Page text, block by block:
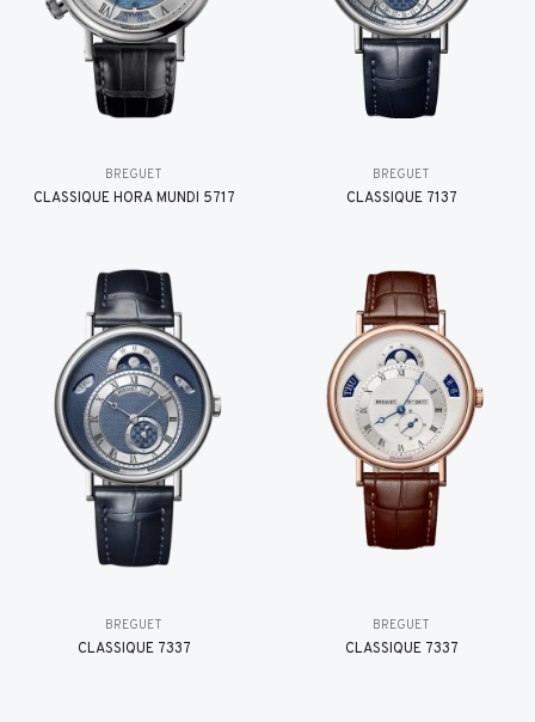
BREGUET
CLASSIQUE HORA MUNDI 5717
BREGUET
CLASSIQUE 7137
BREGUET
CLASSIQUE 7337
BREGUET
CLASSIQUE 7337